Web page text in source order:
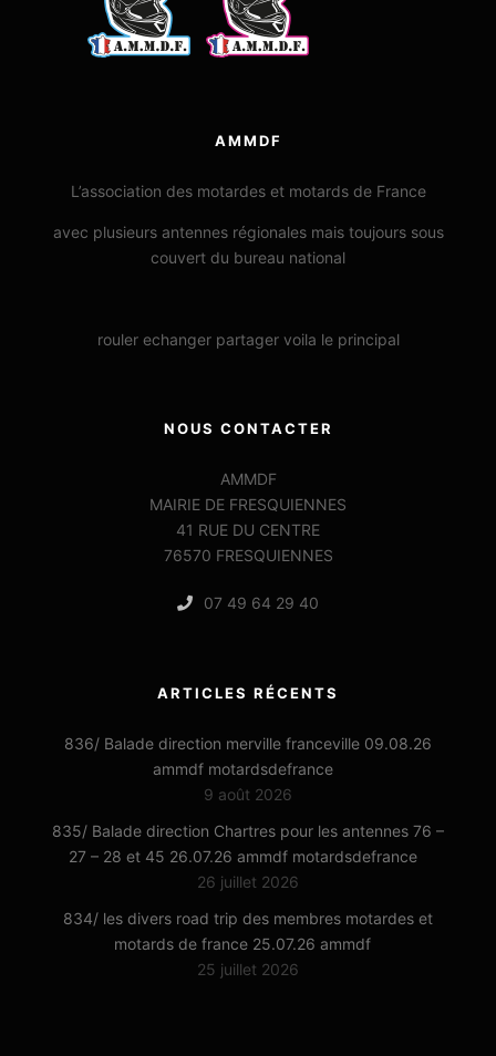
AMMDF
L’association des motardes et motards de France
avec plusieurs antennes régionales mais toujours sous
couvert du bureau national
rouler echanger partager voila le principal
NOUS CONTACTER
AMMDF
MAIRIE DE FRESQUIENNES
41 RUE DU CENTRE
76570 FRESQUIENNES
07 49 64 29 40
ARTICLES RÉCENTS
836/ Balade direction merville franceville 09.08.26
ammdf motardsdefrance
9 août 2026
835/ Balade direction Chartres pour les antennes 76 –
27 – 28 et 45 26.07.26 ammdf motardsdefrance
26 juillet 2026
834/ les divers road trip des membres motardes et
motards de france 25.07.26 ammdf
25 juillet 2026